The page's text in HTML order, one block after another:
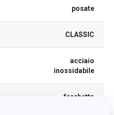
posate
CLASSIC
acciaio
inossidabile
forchetta